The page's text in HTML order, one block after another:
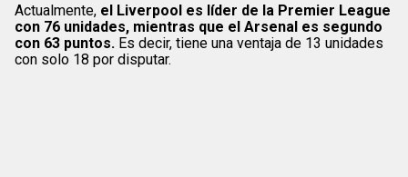
Actualmente, el Liverpool es líder de la Premier League
con 76 unidades, mientras que el Arsenal es segundo
con 63 puntos. Es decir, tiene una ventaja de 13 unidades
con solo 18 por disputar.